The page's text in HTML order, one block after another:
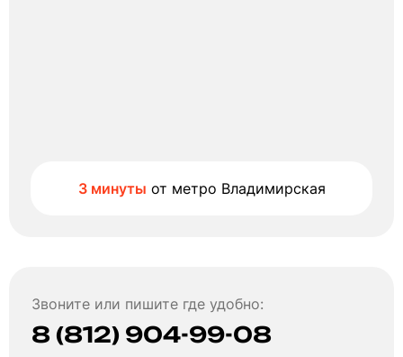
3 минуты от метро Владимирская
Звоните или пишите где удобно:
8 (812) 904-99-08